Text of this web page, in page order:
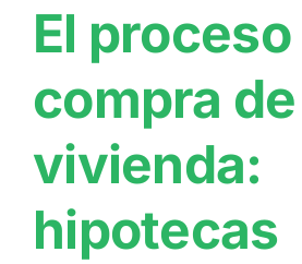
El
compra
vivienda:
hipotecas